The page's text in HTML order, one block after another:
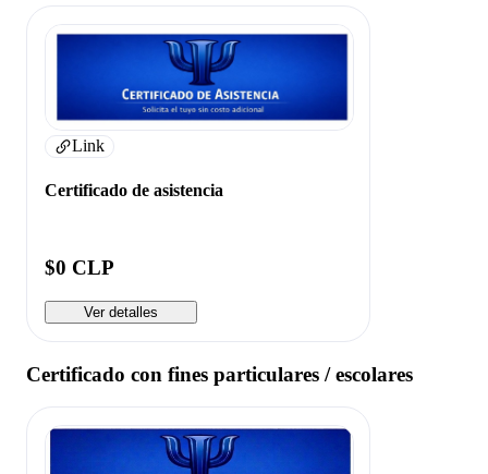
Link
Certificado de asistencia
$0 CLP
Ver detalles
Certificado con fines particulares / escolares